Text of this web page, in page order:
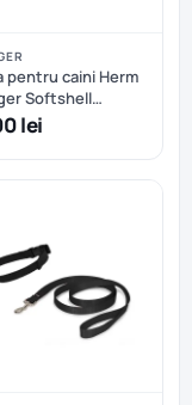
pentru caini Herm
Softshell
- L/XL - Roz
lei